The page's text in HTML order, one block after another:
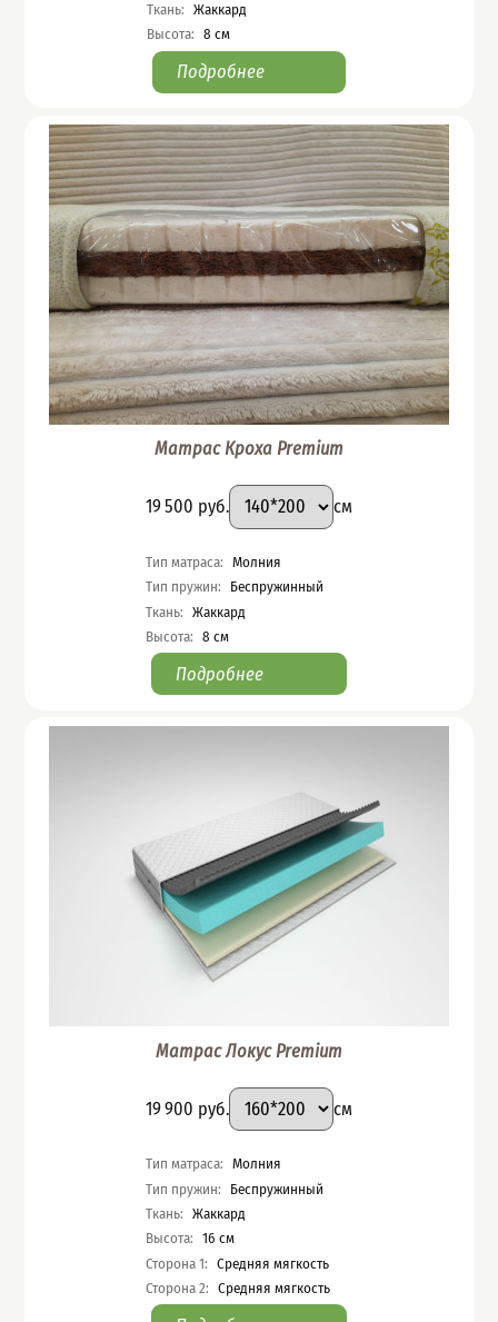
Ткань:
Жаккард
Высота: 8 см
Подробнее
Матрас Кроха Premium
Цена
19 500 руб.
Подобрать вариант
Размер:
см
Характеристики
Тип матраса:
Молния
Тип пружин:
Беспружинный
Ткань:
Жаккард
Высота: 8 см
Подробнее
Матрас Локус Premium
Цена
19 900 руб.
Подобрать вариант
Размер:
см
Характеристики
Тип матраса:
Молния
Тип пружин:
Беспружинный
Ткань:
Жаккард
Высота: 16 см
Сторона 1:
Средняя мягкость
Сторона 2: Средняя мягкость